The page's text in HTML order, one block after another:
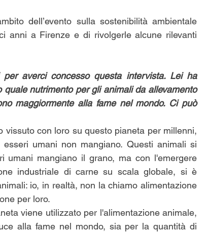
dell’evento sulla sostenibilità ambientale
anni a Firenze e di rivolgerle alcune rilevanti
averci concesso questa intervista. Lei ha
nutrimento per gli animali da allevamento
maggiormente alla fame nel mondo. Ci può
con loro su questo pianeta per millenni,
umani non mangiano. Questi animali si
umani mangiano il grano, ma con l'emergere
industriale di carne su scala globale, si è
io, in realtà, non la chiamo alimentazione
per loro.
viene utilizzato per l'alimentazione animale,
alla fame nel mondo, sia per la quantità di